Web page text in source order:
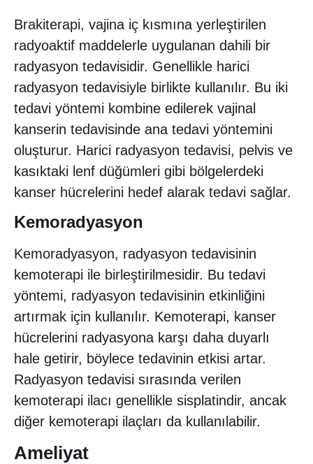
Brakiterapi, vajina iç kısmına yerleştirilen
radyoaktif maddelerle uygulanan dahili bir
radyasyon tedavisidir. Genellikle harici
radyasyon tedavisiyle birlikte kullanılır. Bu iki
tedavi yöntemi kombine edilerek vajinal
kanserin tedavisinde ana tedavi yöntemini
oluşturur. Harici radyasyon tedavisi, pelvis ve
kasıktaki lenf düğümleri gibi bölgelerdeki
kanser hücrelerini hedef alarak tedavi sağlar.
Kemoradyasyon
Kemoradyasyon, radyasyon tedavisinin
kemoterapi ile birleştirilmesidir. Bu tedavi
yöntemi, radyasyon tedavisinin etkinliğini
artırmak için kullanılır. Kemoterapi, kanser
hücrelerini radyasyona karşı daha duyarlı
hale getirir, böylece tedavinin etkisi artar.
Radyasyon tedavisi sırasında verilen
kemoterapi ilacı genellikle sisplatindir, ancak
diğer kemoterapi ilaçları da kullanılabilir.
Ameliyat